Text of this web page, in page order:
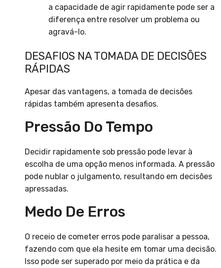
a capacidade de agir rapidamente pode ser a
diferença entre resolver um problema ou
agravá-lo.
DESAFIOS NA TOMADA DE DECISÕES
RÁPIDAS
Apesar das vantagens, a tomada de decisões
rápidas também apresenta desafios.
Pressão Do Tempo
Decidir rapidamente sob pressão pode levar à
escolha de uma opção menos informada. A pressão
pode nublar o julgamento, resultando em decisões
apressadas.
Medo De Erros
O receio de cometer erros pode paralisar a pessoa,
fazendo com que ela hesite em tomar uma decisão.
Isso pode ser superado por meio da prática e da